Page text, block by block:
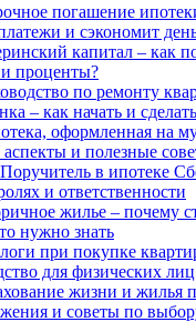
погашение
и сэкономит
капитал – как
проценты?
по ремонту
– как начать и
оформленная на
и полезные
в ипотеке
и ответственности
жилье – почему
нужно знать
при покупке
для физических лиц
жизни и жилья
и советы по